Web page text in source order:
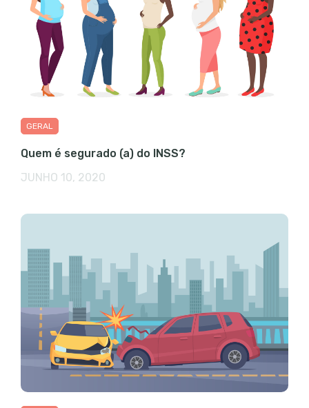
GERAL
Quem é segurado (a) do INSS?
JUNHO 10, 2020